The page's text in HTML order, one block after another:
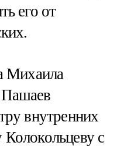
его от
Михаила
внутренних
с